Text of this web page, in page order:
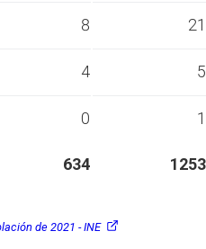
8 21
4 5
0 1
634 1253
de 2021 - INE